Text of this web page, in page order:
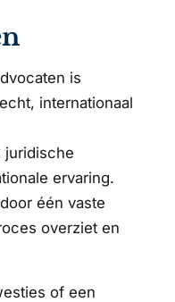
is
internationaal
juridische
ervaring.
één vaste
overziet en
of een